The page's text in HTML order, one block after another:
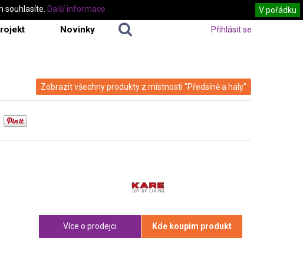
Novinky Přihlásit se
Zobrazit všechny produkty z místnosti "Předsíně a haly"
Více o prodejci Kde koupím produkt
souhlasíte. V pořádku
Další informace